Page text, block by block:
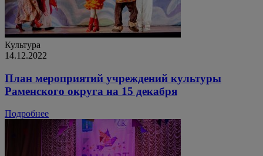
Культура
14.12.2022
План мероприятий учреждений культуры
Раменского округа на 15 декабря
Подробнее